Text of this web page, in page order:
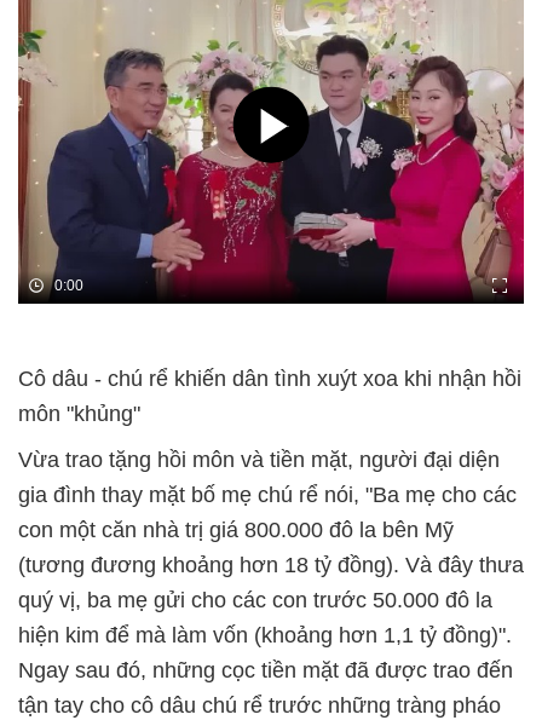
0:00
Cô dâu - chú rể khiến dân tình xuýt xoa khi nhận hồi
môn "khủng"
Vừa trao tặng hồi môn và tiền mặt, người đại diện
gia đình thay mặt bố mẹ chú rể nói, "Ba mẹ cho các
con một căn nhà trị giá 800.000 đô la bên Mỹ
(tương đương khoảng hơn 18 tỷ đồng). Và đây thưa
quý vị, ba mẹ gửi cho các con trước 50.000 đô la
hiện kim để mà làm vốn (khoảng hơn 1,1 tỷ đồng)".
Ngay sau đó, những cọc tiền mặt đã được trao đến
tận tay cho cô dâu chú rể trước những tràng pháo